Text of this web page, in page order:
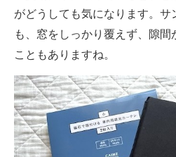
釣り具・釣り用品 食
食器・グラス・カトラリー
メディア
注目記事を集めた総合ページ
ITの今と未来を見通す
がどうしても気になります。サ
も、窓をしっかり覆えず、隙間
こともありますね。